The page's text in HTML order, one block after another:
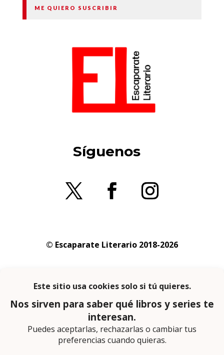
ME QUIERO SUSCRIBIR
Síguenos
© Escaparate Literario 2018-2026
privacidad
En calidad de afiliado de Amazon obtengo
ingresos por las compras adscritas que